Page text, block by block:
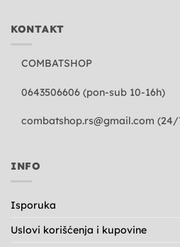
KONTAKT
COMBATSHOP
0643506606 (pon-sub 10-16h)
combatshop.rs@gmail.com (24/
INFO
Isporuka
Uslovi korišćenja i kupovine